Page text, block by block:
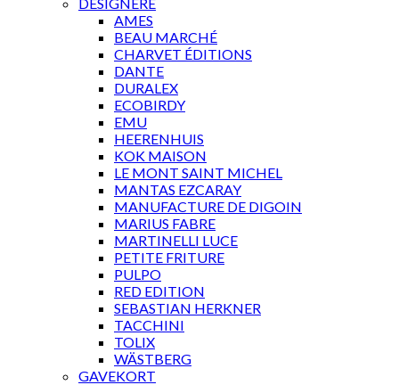
AMES
BEAU MARCHÉ
CHARVET ÉDITIONS
DANTE
DURALEX
ECOBIRDY
EMU
HEERENHUIS
KOK MAISON
LE MONT SAINT MICHEL
MANTAS EZCARAY
MANUFACTURE DE DIGOIN
MARIUS FABRE
MARTINELLI LUCE
PETITE FRITURE
PULPO
RED EDITION
SEBASTIAN HERKNER
TACCHINI
TOLIX
WÄSTBERG
GAVEKORT